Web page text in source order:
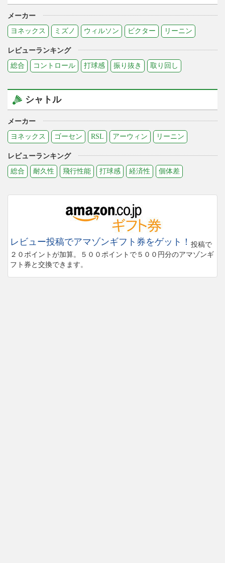
メーカー
ヨネックス
ミズノ ウィルソン ビクター リーニン
レビューランキング
総合
コントロール 打球感 振り抜き 取り回し
シャトル
メーカー
ヨネックス
ゴーセン RSL アーウィン リーニン
レビューランキング
総合
耐久性 飛行性能 打球感 経済性 個体差
レビュー投稿でアマゾンギフト券をゲット！ 投稿で
２０ポイントが加算。５００ポイントで５００円分のアマゾンギ
フト券と交換できます。